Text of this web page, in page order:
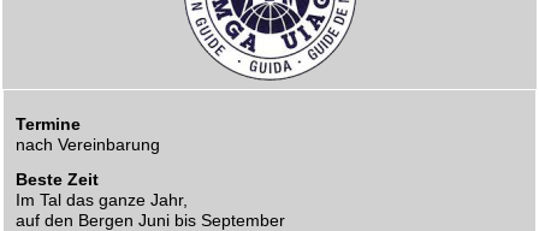
Termine
nach Vereinbarung
Beste Zeit
Im Tal das ganze Jahr,
auf den Bergen Juni bis September